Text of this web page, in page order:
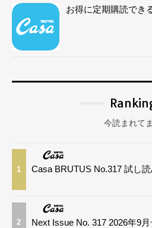
お得に定期購読でき
今読まれて
1 Casa BRUTUS No.317 試し
2 Next Issue No. 317 2026年9月